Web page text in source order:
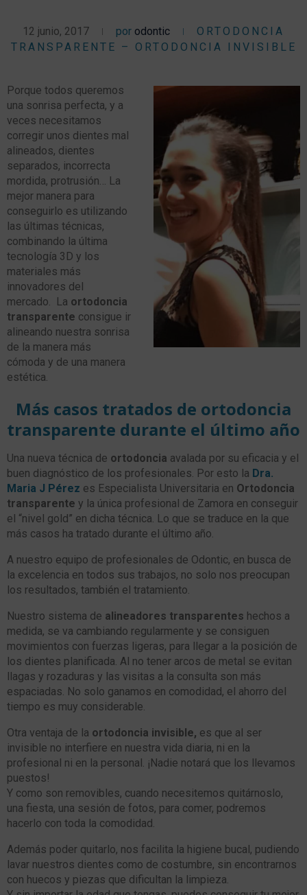
12 junio, 2017 por odontic
ORTODONCIA
TRANSPARENTE – ORTODONCIA INVISIBLE
Porque todos queremos
una sonrisa perfecta, y a
veces necesitamos
corregir unos dientes mal
alineados, dientes
separados, incorrecta
mordida, protrusión… La
mejor manera para
conseguirlo es utilizando
las últimas técnicas,
combinando la última
tecnología 3D y los
materiales más
innovadores del
mercado. La ortodoncia
transparente consigue ir
alineando nuestra sonrisa
de la manera más
cómoda y de una manera
estética.
Más casos tratados de ortodoncia
transparente durante el último año
Una nueva técnica de ortodoncia avalada por su eficacia y el
buen diagnóstico de los profesionales. Por esto la Dra.
Maria J Pérez es Especialista Universitaria en Ortodoncia
transparente y la única profesional de Zamora en conseguir
el “nivel gold” en dicha técnica. Lo que se traduce en la que
más casos ha tratado durante el último año.
A nuestro equipo de profesionales de Odontic, en busca de
la excelencia en todos sus trabajos, no solo nos preocupan
los resultados, también el tratamiento.
Nuestro sistema de alineadores transparentes hechos a
medida, se va cambiando regularmente y se consiguen
movimientos con fuerzas ligeras, para llegar a la posición de
los dientes planificada. Al no tener arcos de metal se evitan
llagas y rozaduras y las visitas a la consulta son más
espaciadas. No solo ganamos en comodidad, el ahorro del
tiempo es muy considerable.
Otra ventaja de la ortodoncia invisible, es que al ser
invisible no interfiere en nuestra vida diaria, ni en la
profesional ni en la personal. ¡Nadie notará que los llevamos
puestos!
Y como son removibles, cuando necesitemos quitárnoslo,
una fiesta, una sesión de fotos, para comer, podremos
hacerlo con toda la comodidad.
Además poder quitarlo, nos facilita la higiene bucal, pudiendo
lavar nuestros dientes como de costumbre, sin encontrarnos
con huecos y piezas que dificultan la limpieza.